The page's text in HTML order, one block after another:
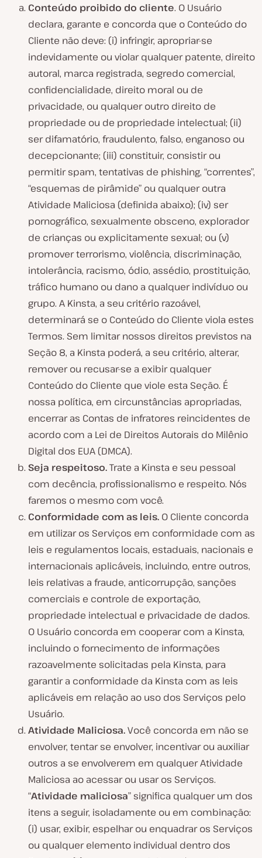
Conteúdo proibido do cliente. O Usuário
declara, garante e concorda que o Conteúdo do
Cliente não deve: (i) infringir, apropriar-se
indevidamente ou violar qualquer patente, direito
autoral, marca registrada, segredo comercial,
confidencialidade, direito moral ou de
privacidade, ou qualquer outro direito de
propriedade ou de propriedade intelectual; (ii)
ser difamatório, fraudulento, falso, enganoso ou
decepcionante; (iii) constituir, consistir ou
permitir spam, tentativas de phishing, “correntes”,
“esquemas de pirâmide” ou qualquer outra
Atividade Maliciosa (definida abaixo); (iv) ser
pornográfico, sexualmente obsceno, explorador
de crianças ou explicitamente sexual; ou (v)
promover terrorismo, violência, discriminação,
intolerância, racismo, ódio, assédio, prostituição,
tráfico humano ou dano a qualquer indivíduo ou
grupo. A Kinsta, a seu critério razoável,
determinará se o Conteúdo do Cliente viola estes
Termos. Sem limitar nossos direitos previstos na
Seção 8, a Kinsta poderá, a seu critério, alterar,
remover ou recusar-se a exibir qualquer
Conteúdo do Cliente que viole esta Seção. É
nossa política, em circunstâncias apropriadas,
encerrar as Contas de infratores reincidentes de
acordo com a Lei de Direitos Autorais do Milênio
Digital dos EUA (DMCA).
Seja respeitoso.Trate a Kinsta e seu pessoal
com decência, profissionalismo e respeito. Nós
faremos o mesmo com você.
Conformidade com as leis. O Cliente concorda
em utilizar os Serviços em conformidade com as
leis e regulamentos locais, estaduais, nacionais e
internacionais aplicáveis, incluindo, entre outros,
leis relativas a fraude, anticorrupção, sanções
comerciais e controle de exportação,
propriedade intelectual e privacidade de dados.
O Usuário concorda em cooperar com a Kinsta,
incluindo o fornecimento de informações
razoavelmente solicitadas pela Kinsta, para
garantir a conformidade da Kinsta com as leis
aplicáveis em relação ao uso dos Serviços pelo
Usuário.
Atividade Maliciosa.Você concorda em não se
envolver, tentar se envolver, incentivar ou auxiliar
outros a se envolverem em qualquer Atividade
Maliciosa ao acessar ou usar os Serviços.
“Atividade maliciosa” significa qualquer um dos
itens a seguir, isoladamente ou em combinação:
(i) usar, exibir, espelhar ou enquadrar os Serviços
ou qualquer elemento individual dentro dos